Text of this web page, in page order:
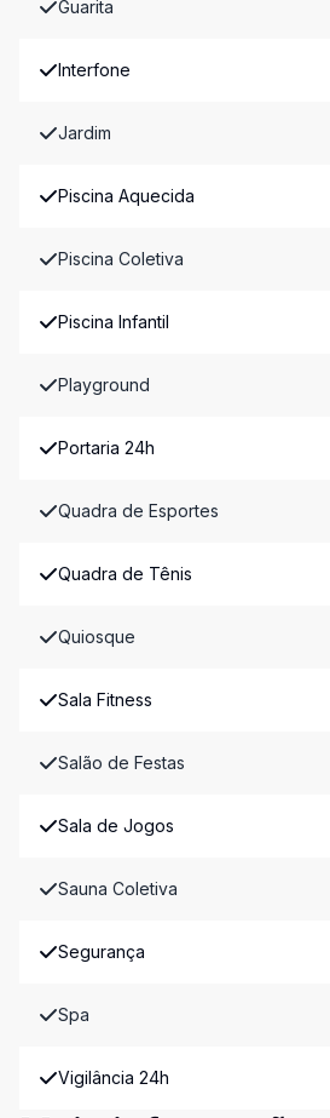
Guarita
Interfone
Jardim
Piscina Aquecida
Piscina Coletiva
Piscina Infantil
Playground
Portaria 24h
Quadra de Esportes
Quadra de Tênis
Quiosque
Sala Fitness
Salão de Festas
Sala de Jogos
Sauna Coletiva
Segurança
Spa
Vigilância 24h